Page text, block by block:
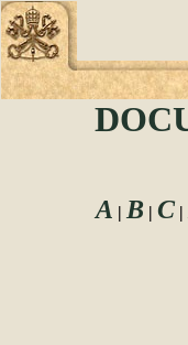
A | B | C |